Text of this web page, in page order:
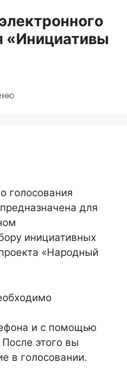
«Инициативы
голосования
для
инициативных
«Народный
и с помощью
этого вы
в голосовании.